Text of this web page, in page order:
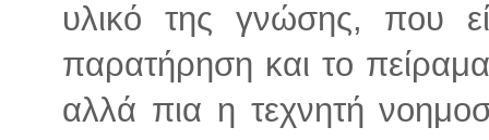
υλικό της γνώσης, που
παρατήρηση και το
αλλά πια η τεχνητή